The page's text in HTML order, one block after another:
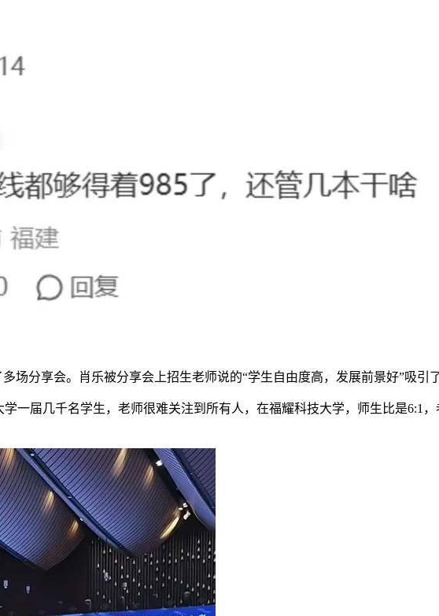
场分享会。肖乐被分享会上招生老师说的“学生自由度高，发展前景好”吸引
一届几千名学生，老师很难关注到所有人，在福耀科技大学，师生比是6:1